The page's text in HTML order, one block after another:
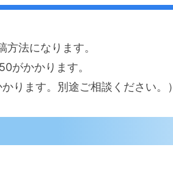
法になります。
がかかります。
ります。別途ご相談ください。）